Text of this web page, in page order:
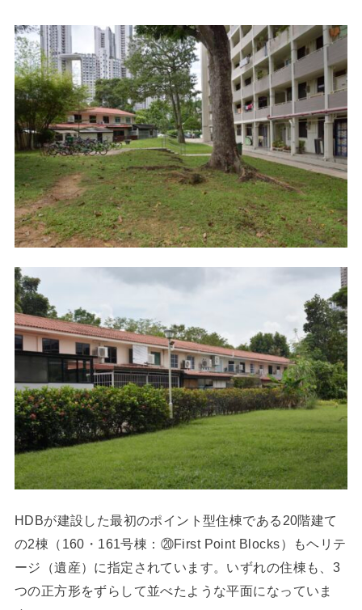
HDBが建設した最初のポイント型住棟である20階建て
の2棟（160・161号棟：⑳First Point Blocks）もヘリテ
ージ（遺産）に指定されています。いずれの住棟も、3
つの正方形をずらして並べたような平面になっていま